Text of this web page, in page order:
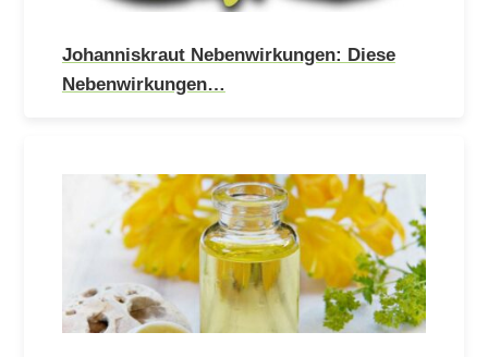
Johanniskraut Nebenwirkungen: Diese
Nebenwirkungen…